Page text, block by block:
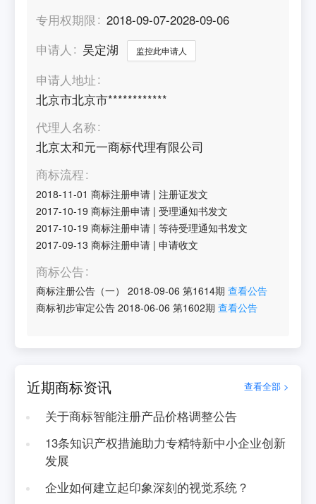
专用权期限
2018-09-07-2028-09-06
申请人
吴定湖 监控此申请人
申请人地址
北京市北京市************
代理人名称
北京太和元一商标代理有限公司
商标流程
2018-11-01 商标注册申请 |注册证发文
2017-10-19 商标注册申请 |受理通知书发文
2017-10-19 商标注册申请 |等待受理通知书发文
2017-09-13 商标注册申请 |申请收文
商标公告
商标注册公告（一） 2018-09-06 第1614期 查看公告
商标初步审定公告 2018-06-06 第1602期 查看公告
近期商标资讯 查看全部 >
关于商标智能注册产品价格调整公告
13条知识产权措施助力专精特新中小企业创新
发展
企业如何建立起印象深刻的视觉系统？